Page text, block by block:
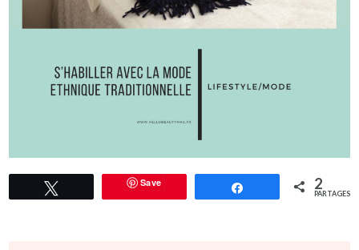
Save Partagez 2
PARTAGES